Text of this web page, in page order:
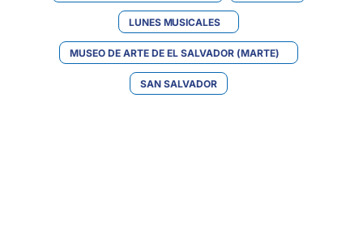
LUNES MUSICALES
MUSEO DE ARTE DE EL SALVADOR (MARTE)
SAN SALVADOR